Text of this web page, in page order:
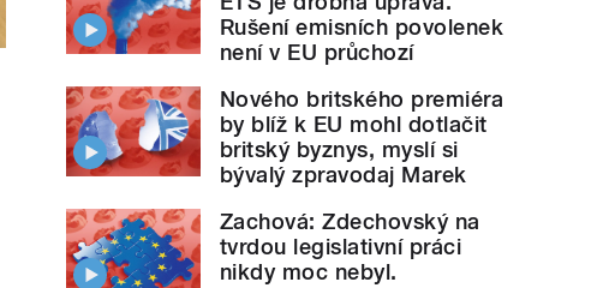
Rušení emisních povolenek
není v EU průchozí
Nového britského premiéra
by blíž k EU mohl dotlačit
britský byznys, myslí si
bývalý zpravodaj Marek
Zachová: Zdechovský na
tvrdou legislativní práci
nikdy moc nebyl.